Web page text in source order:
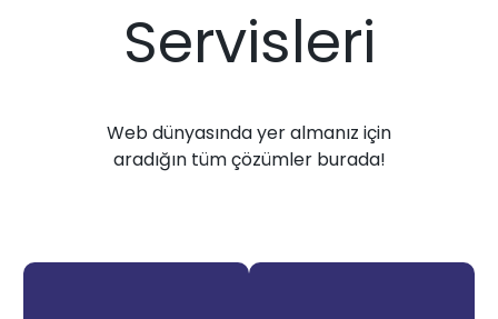
Servisleri
Web dünyasında yer almanız için
aradığın tüm çözümler burada!